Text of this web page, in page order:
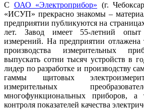
С ОАО «Электроприбор» (г.
«ИСУП» прекрасно знакомы –
предприятии публикуются на
лет. Завод имеет 55‑летний опыт
измерений. На предприятии отлажена
производства измерительных
выпускать сотни тысяч устройств в
лидер по разработке и производству
гаммы щитовых
измерительных
многофункциональных приборов, а
контроля показателей качества